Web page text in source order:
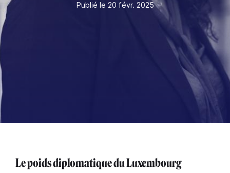
Publié le 20 févr. 2025
Le poids diplomatique du Luxembourg